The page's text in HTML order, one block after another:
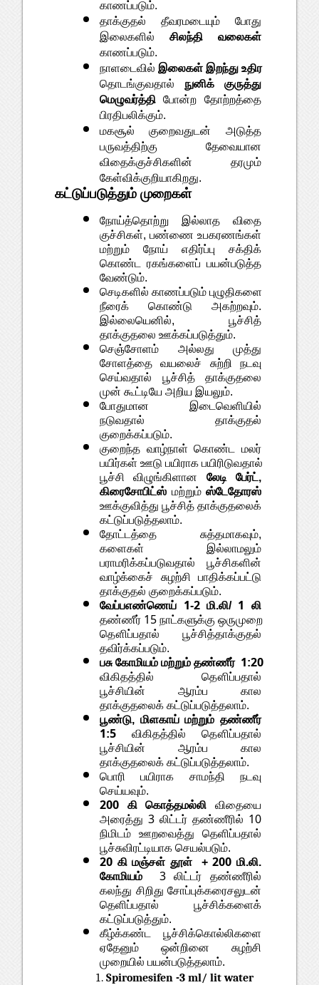
தாக்குதல் தீவரமடையும் போது
இலைகளில் சிலந்தி வலைகள்
காணப்படும்.
நாளடைவில் இலைகள் இறந்து உதிர
தொடங்குவதால் நுனிக் குருத்து
மெழுவர்த்தி போன்ற தோற்றத்தை
பிரதிபலிக்கும்.
மகசூல் குறைவதுடன் அடுத்த
பருவத்திற்கு தேவையான
விதைக்குச்சிகளின் தரமும்
கேள்விக்குறியாகிறது.
கட்டுப்படுத்தும் முறைகள்
நோய்த்தொற்று இல்லாத விதை
குச்சிகள், பண்ணை உபகரணங்கள்
மற்றும் நோய் எதிர்ப்பு சக்திக்
கொண்ட ரகங்களைப் பயன்படுத்த
வேண்டும்.
செடிகளில் காணப்படும் புழுதிகளை
நீரைக் கொண்டு அகற்றவும்.
இல்லையெனில், பூச்சித்
தாக்குதலை ஊக்கப்படுத்தும்.
செஞ்சோளம் அல்லது முத்து
சோளத்தை வயலைச் சுற்றி நடவு
செய்வதால் பூச்சித் தாக்குதலை
முன் கூட்டியே அறிய இயலும்.
போதுமான இடைவெளியில்
நடுவதால் தாக்குதல்
குறைக்கப்படும்.
குறைந்த வாழ்நாள் கொண்ட மலர்
பயிர்கள் ஊடு பயிராக பயிரிடுவதால்
பூச்சி விழுங்கிளான லேடி பேர்ட்,
கிரைசோபிட்ஸ் மற்றும் ஸ்டேதோரஸ்
ஊக்குவித்து பூச்சித் தாக்குதலைக்
கட்டுப்படுத்தலாம்.
தோட்டத்தை சுத்தமாகவும்,
களைகள் இல்லாமலும்
பராமரிக்கப்படுவதால் பூச்சிகளின்
வாழ்க்கைச் சுழற்சி பாதிக்கப்பட்டு
தாக்குதல் குறைக்கப்படும்.
வேப்பஎண்ணெய் 1-2 மி.லி/ 1 லி
தண்ணீர் 15 நாட்களுக்கு ஒருமுறை
தௌிப்பதால் பூச்சித்தாக்குதல்
தவிர்க்கப்படும்.
பசு கோமியம் மற்றும் தண்ணீர்  1:20
விகிதத்தில் தௌிப்பதால்
பூச்சியின் ஆரம்ப கால
தாக்குதலைக் கட்டுப்படுத்தலாம்.
பூண்டு, மிளகாய் மற்றும் தண்ணீர்
1:5 விகிதத்தில் தௌிப்பதால்
பூச்சியின் ஆரம்ப கால
தாக்குதலைக் கட்டுப்படுத்தலாம்.
பொரி பயிராக சாமந்தி நடவு
செய்யவும்.
200 கி கொத்தமல்லி விதையை
அரைத்து 3 லிட்டர் தண்ணீரில் 10
நிமிடம் ஊறவைத்து தெளிப்பதால்
பூச்சுவிரட்டியாக செயல்படும்.
20 கி மஞ்சள் தூள்  + 200 மி.லி.
கோமியம் 3 லிட்டர் தண்ணீரில்
கலந்து சிறிது சோப்புக்கரைசலுடன்
தெளிப்பதால் பூச்சிக்களைக்
கட்டுப்படுத்தும்.
கீழ்க்கண்ட பூச்சிக்கொல்லிகளை
ஏதேனும் ஒன்றினை சுழற்சி
முறையில் பயன்படுத்தலாம்.
Spiromesifen -3 ml/ lit water